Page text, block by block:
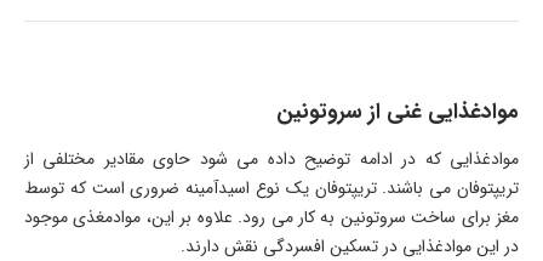
موادغذایی غنی از سروتونین
موادغذایی که در ادامه توضیح داده می شود حاوی مقادیر مختلفی از
تریپتوفان می باشند. تریپتوفان یک نوع اسیدآمینه ضروری است که توسط
مغز برای ساخت سروتونین به کار می رود. علاوه بر این، موادمغذی موجود
در این موادغذایی در تسکین افسردگی نقش دارند.